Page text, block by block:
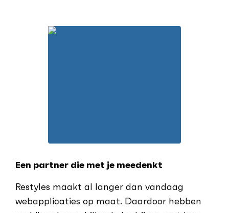
Een partner die met je meedenkt
Restyles maakt al langer dan vandaag
webapplicaties op maat. Daardoor hebben